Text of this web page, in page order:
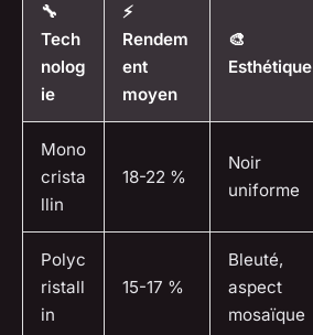
🔧
Tech
nolog
ie
⚡
Rendem
ent
moyen
🎨
Esthétique
Mono
crista
llin
18-22 %
Noir
uniforme
Polyc
ristall
in
15-17 %
Bleuté,
aspect
mosaïque